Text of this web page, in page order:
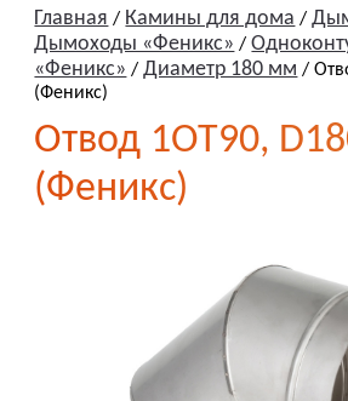
Главная / Камины для дома /
Дымоходы «Феникс» /
«Феникс» /Диаметр 180 мм /
(Феникс)
Отвод 1ОТ90,
(Феникс)